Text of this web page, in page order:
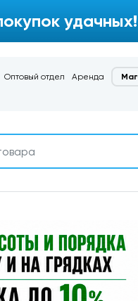
удачных!
Оптовый отдел Аренда